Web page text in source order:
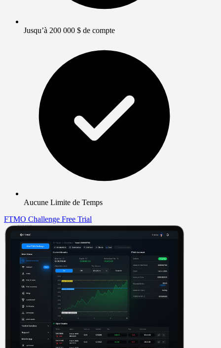
Jusqu’à 200 000 $ de compte
Aucune Limite de Temps
FTMO Challenge Free Trial